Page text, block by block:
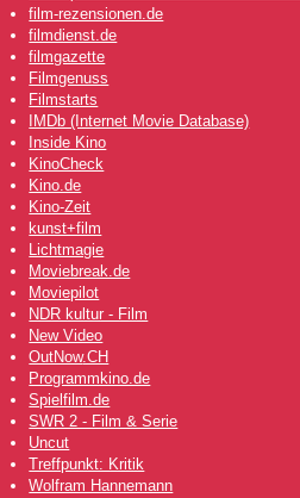
film-rezensionen.de
filmdienst.de
filmgazette
Filmgenuss
Filmstarts
IMDb (Internet Movie Database)
Inside Kino
KinoCheck
Kino.de
Kino-Zeit
kunst+film
Lichtmagie
Moviebreak.de
Moviepilot
NDR kultur - Film
New Video
OutNow.CH
Programmkino.de
Spielfilm.de
SWR 2 - Film & Serie
Uncut
Treffpunkt: Kritik
Wolfram Hannemann